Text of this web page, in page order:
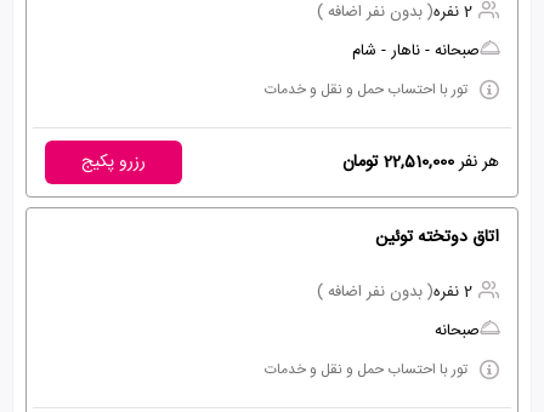
2 نفره
( بدون نفر اضافه )
صبحانه - ناهار - شام
تور با احتساب حمل و نقل و خدمات
هر نفر22,510,000 تومان رزرو پکیج
اتاق دوتخته توئین
2 نفره
( بدون نفر اضافه )
صبحانه
تور با احتساب حمل و نقل و خدمات